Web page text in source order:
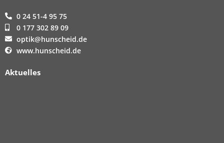
0 24 51-4 95 75
0 177 302 89 09
optik@hunscheid.de
www.hunscheid.de
Aktuelles